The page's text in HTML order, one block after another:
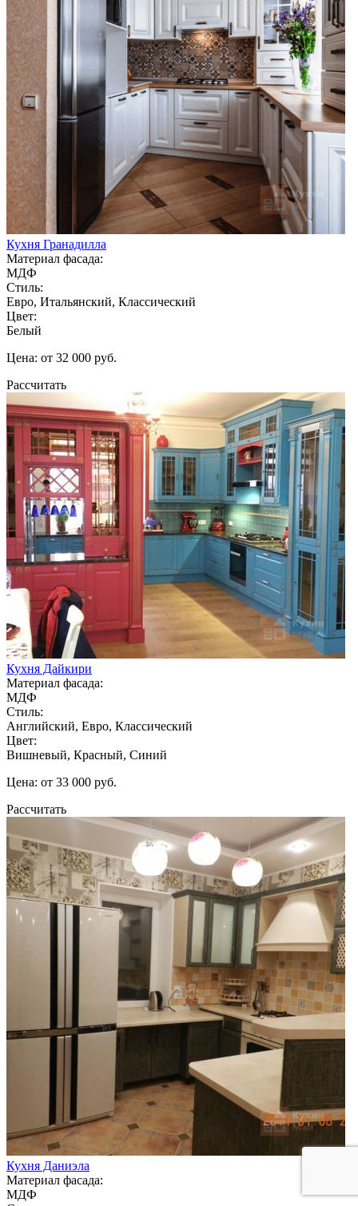
Кухня Гранадилла
Материал фасада:
МДФ
Стиль:
Евро, Итальянский, Классический
Цвет:
Белый
Цена: от 32 000 руб.
Рассчитать
Кухня Дайкири
Материал фасада:
МДФ
Стиль:
Английский, Евро, Классический
Цвет:
Вишневый, Красный, Синий
Цена: от 33 000 руб.
Рассчитать
Кухня Даниэла
Материал фасада:
МДФ